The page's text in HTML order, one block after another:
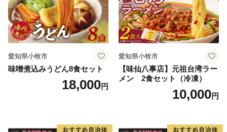
愛知県小牧市
味噌煮込みうどん8食セット
18,000円
愛知県小牧市
【味仙八事店】元祖台湾ラー
メン 2食セット（冷凍）
10,000円